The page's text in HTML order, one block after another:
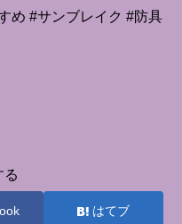
め #サンブレイク #防具
る
はてブ